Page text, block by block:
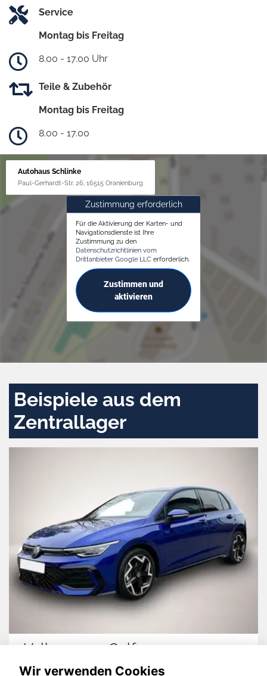
Service
Montag bis Freitag
8.00 - 17.00 Uhr
Teile & Zubehör
Montag bis Freitag
8.00 - 17.00
Autohaus Schlinke
Paul-Gerhardt-Str. 26, 16515 Oranienburg
Zustimmung erforderlich
Für die Aktivierung der Karten- und
Navigationsdienste ist Ihre
Zustimmung zu den
Datenschutzrichtlinien vom
Drittanbieter Google LLC erforderlich.
Zustimmen und
aktivieren
Beispiele aus dem
Zentrallager
Golf Skoda
Wir verwenden Cookies